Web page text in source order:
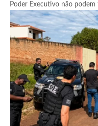
Poder Executivo não podem